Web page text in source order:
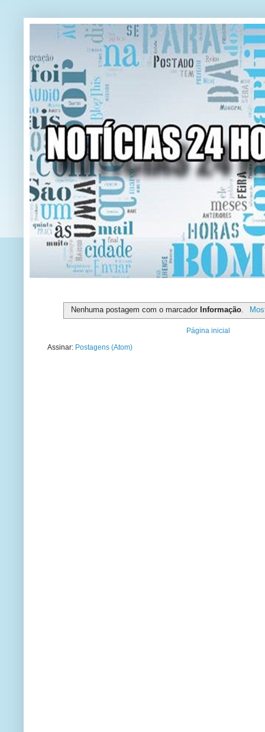
Nenhuma postagem com o marcador Informação
Página inicial
Assinar: Postagens (Atom)